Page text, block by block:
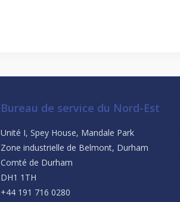
Bureau de service du Nord-Est
Unité I, Spey House, Mandale Park
Zone industrielle de Belmont, Durham
Comté de Durham
DH1 1TH
+44 191 716 0280